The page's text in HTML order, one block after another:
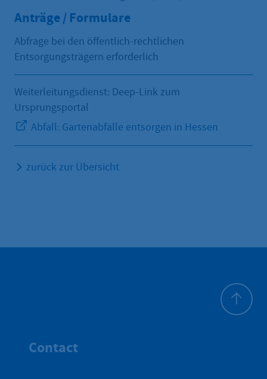
Anträge / Formulare
Abfrage bei den öffentlich-rechtlichen
Entsorgungsträgern erforderlich
Weiterleitungsdienst: Deep-Link zum
Ursprungsportal
Abfall: Gartenabfälle entsorgen in Hessen
zurück zur Übersicht
Contact